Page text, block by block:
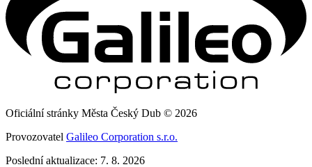
Oficiální stránky Města Český Dub © 2026
Provozovatel Galileo Corporation s.r.o.
Poslední aktualizace: 7. 8. 2026